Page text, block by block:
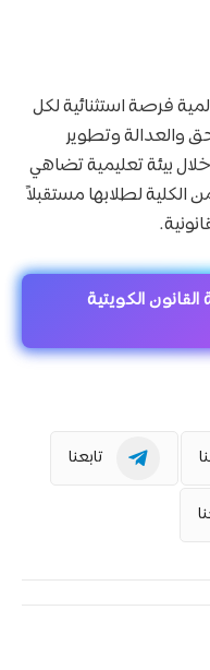
فرصة استثنائية لكل
والعدالة وتطوير
بيئة تعليمية تضاهي
لطلابها مستقبلاً
الكويتية
تابعنا